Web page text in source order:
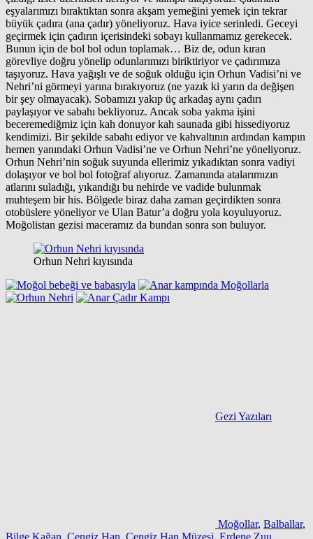
eşyalarımızı bıraktıktan sonra akşam yemeğini yemek için tekrar
büyük çadıra (ana çadır) yöneliyoruz. Hava iyice serinledi. Geceyi
geçirmek için çadırın içerisindeki sobayı kullanmamız gerekecek.
Bunun için de bol bol odun toplamak… Biz de, odun kıran
görevliye doğru yönelip odunlarımızı biriktiriyor ve çadırımıza
taşıyoruz. Hava yağışlı ve de soğuk olduğu için Orhun Vadisi’ni ve
Nehri’ni görmeyi yarına bırakıyoruz (ne yazık ki yarın da değişen
bir şey olmayacak). Sobamızı yakıp üç arkadaş aynı çadırı
paylaşıyor ve sabahı bekliyoruz. Ancak soba yakma işini
beceremediğmiz için kah donuyor kah saunada gibi hissediyoruz
kendimizi. Bir şekilde sabahı ediyor ve kahvaltının ardından kampın
hemen yanındaki Orhun Vadisi’ne ve Orhun Nehri’ne yöneliyoruz.
Orhun Nehri’nin soğuk suyunda ellerimiz yıkadıktan sonra vadiyi
dolaşıyor ve bol bol fotoğraf alıyoruz. Zamanında atalarımızın
atlarını suladığı, yıkandığı bu nehirde ve vadide bulunmak
muhteşem bir his. Bölgede biraz daha zaman geçirdikten sonra
otobüslere yöneliyor ve Ulan Batur’a doğru yola koyuluyoruz.
Moğolistan gezisi maceramız da bundan sonra son buluyor.
Orhun Nehri kıyısında
Gezi Yazıları
Moğollar, Balballar,